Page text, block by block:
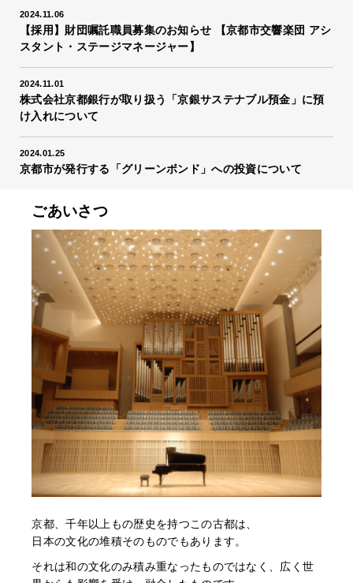
2024.11.06
【採用】財団嘱託職員募集のお知らせ 【京都市交響楽団 アシ
スタント・ステージマネージャー】
2024.11.01
株式会社京都銀行が取り扱う「京銀サステナブル預金」に預
け入れについて
2024.01.25
京都市が発行する「グリーンボンド」への投資について
ごあいさつ
京都、千年以上もの歴史を持つこの古都は、
日本の文化の堆積そのものでもあります。
それは和の文化のみ積み重なったものではなく、広く世